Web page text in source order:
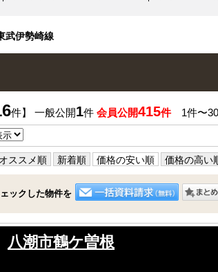
武伊勢崎線
件】 一般公開1件 会員公開415件1件〜30
オススメ順 新着順 価格の安い順 価格の高い
ックした物件を
八潮市鶴ケ曽根